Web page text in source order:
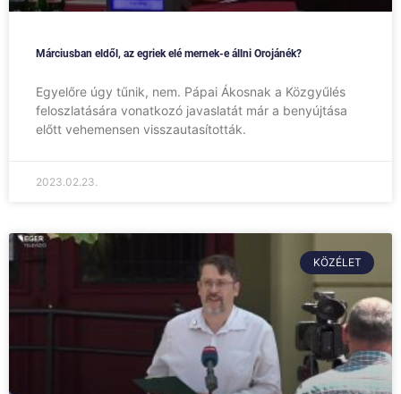
Márciusban eldől, az egriek elé mernek-e állni Orojánék?
Egyelőre úgy tűnik, nem. Pápai Ákosnak a Közgyűlés
feloszlatására vonatkozó javaslatát már a benyújtása
előtt vehemensen visszautasították.
2023.02.23.
KÖZÉLET